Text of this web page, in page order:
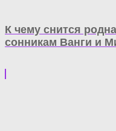
К чему снится
сонникам Ванги и